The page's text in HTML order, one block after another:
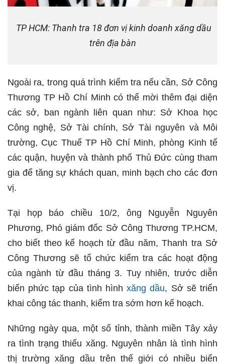
TP HCM: Thanh tra 18 đơn vị kinh doanh xăng dầu
trên địa bàn
Ngoài ra, trong quá trình kiểm tra nếu cần, Sở Công
Thương TP Hồ Chí Minh có thể mời thêm đại diện
các sở, ban ngành liên quan như: Sở Khoa học
Công nghệ, Sở Tài chính, Sở Tài nguyên và Môi
trường, Cục Thuế TP Hồ Chí Minh, phòng Kinh tế
các quận, huyện và thành phố Thủ Đức cùng tham
gia để tăng sự khách quan, minh bạch cho các đơn
vị.
Tại họp báo chiều 10/2, ông Nguyễn Nguyên
Phương, Phó giám đốc Sở Công Thương TP.HCM,
cho biết theo kế hoạch từ đầu năm, Thanh tra Sở
Công Thương sẽ tổ chức kiểm tra các hoạt động
của ngành từ đầu tháng 3. Tuy nhiên, trước diễn
biến phức tạp của tình hìnhxăng dầu, Sở sẽ triển
khai công tác thanh, kiểm tra sớm hơn kế hoạch.
Những ngày qua, một số tỉnh, thành miền Tây xảy
ra tình trạng thiếu xăng. Nguyên nhân là tình hình
thị trường xăng dầu trên thế giới có nhiều biến